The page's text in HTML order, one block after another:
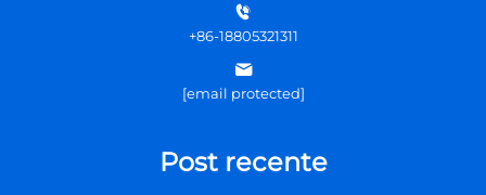
+86-18805321311
[email protected]
Post recente